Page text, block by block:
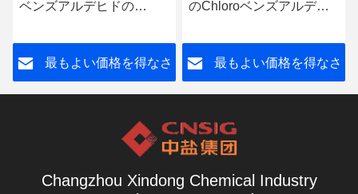
ベンズアルデヒドの
最もよい価格を得なさ
のChloroベンズアルデヒ
最もよい価格を得なさ
Changzhou Xindong Chemical Industry